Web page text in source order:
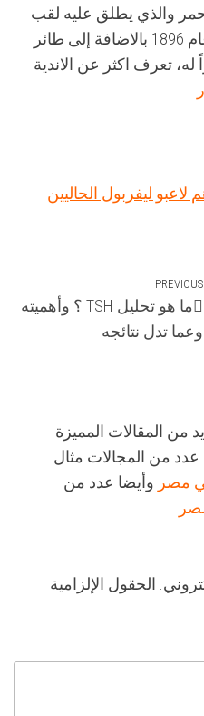
والذي يطلق عليه لقب
الريدز والذي تم اعتماده في عام 1896 بالاضافة إلى طائر
له، تعرف اكثر عن الاندية
لاعبو ليفربول الحاليين
Previous
Post
PREVIOUS
ما هو تحليل TSH ؟ وأهميته
وعما تدل نتائجه
من المقالات المميزة
عدد من المجالات مثال
مصر وأيضا عدد من
الحقول الإلزامية